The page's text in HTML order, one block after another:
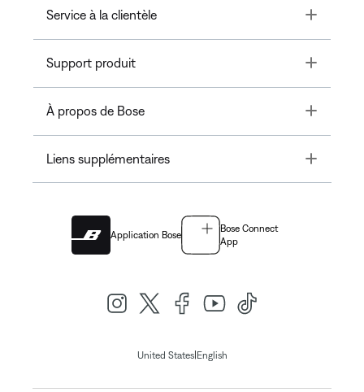
Service à la clientèle Toggle
Support produit Toggle
À propos de Bose Toggle
Liens supplémentaires Toggle
Application Bose
Bose Connect
App
United States|English